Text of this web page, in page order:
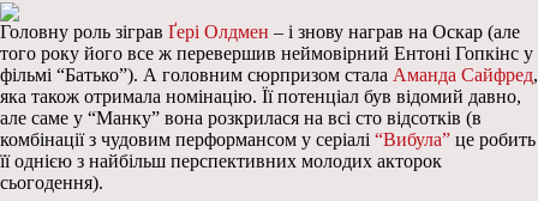
Головну роль зіграв Ґері Олдмен – і знову награв на Оскар (але
того року його все ж перевершив неймовірний Ентоні Гопкінс у
фільмі “Батько”). А головним сюрпризом стала Аманда Сайфред,
яка також отримала номінацію. Її потенціал був відомий давно,
але саме у “Манку” вона розкрилася на всі сто відсотків (в
комбінації з чудовим перформансом у серіалі “Вибула” це робить
її однією з найбільш перспективних молодих акторок
сьогодення).